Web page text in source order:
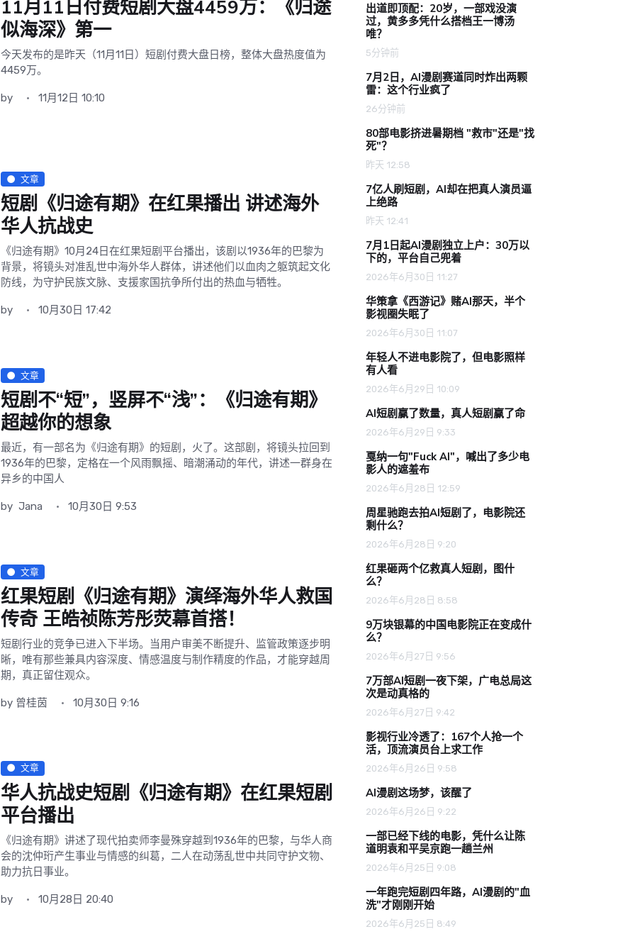
11月11日付费短剧大盘4459万：《归途
似海深》第一
今天发布的是昨天（11月11日）短剧付费大盘日榜，整体大盘热度值为
4459万。
by 11月12日 10:10
文章
短剧《归途有期》在红果播出 讲述海外
华人抗战史
《归途有期》10月24日在红果短剧平台播出，该剧以1936年的巴黎为
背景，将镜头对准乱世中海外华人群体，讲述他们以血肉之躯筑起文化
防线，为守护民族文脉、支援家国抗争所付出的热血与牺牲。
by 10月30日 17:42
文章
短剧不“短”，竖屏不“浅”：《归途有期》
超越你的想象
最近，有一部名为《归途有期》的短剧，火了。这部剧，将镜头拉回到
1936年的巴黎，定格在一个风雨飘摇、暗潮涌动的年代，讲述一群身在
异乡的中国人
by Jana 10月30日 9:53
文章
红果短剧《归途有期》演绎海外华人救国
传奇 王皓祯陈芳彤荧幕首搭！
短剧行业的竞争已进入下半场。当用户审美不断提升、监管政策逐步明
晰，唯有那些兼具内容深度、情感温度与制作精度的作品，才能穿越周
期，真正留住观众。
by 曾桂茵 10月30日 9:16
文章
华人抗战史短剧《归途有期》在红果短剧
平台播出
《归途有期》讲述了现代拍卖师李曼殊穿越到1936年的巴黎，与华人商
会的沈仲珩产生事业与情感的纠葛，二人在动荡乱世中共同守护文物、
助力抗日事业。
by 10月28日 20:40
出道即顶配：20岁，一部戏没演
过，黄多多凭什么搭档王一博汤
唯？
5分钟前
7月2日，AI漫剧赛道同时炸出两颗
雷：这个行业疯了
26分钟前
80部电影挤进暑期档 "救市"还是"找
死"？
昨天 12:58
7亿人刷短剧，AI却在把真人演员逼
上绝路
昨天 12:41
7月1日起AI漫剧独立上户：30万以
下的，平台自己兜着
2026年6月30日 11:27
华策拿《西游记》赌AI那天，半个
影视圈失眠了
2026年6月30日 11:07
年轻人不进电影院了，但电影照样
有人看
2026年6月29日 10:09
AI短剧赢了数量，真人短剧赢了命
2026年6月29日 9:33
戛纳一句"Fuck AI"，喊出了多少电
影人的遮羞布
2026年6月28日 12:59
周星驰跑去拍AI短剧了，电影院还
剩什么？
2026年6月28日 9:20
红果砸两个亿救真人短剧，图什
么？
2026年6月28日 8:58
9万块银幕的中国电影院正在变成什
么？
2026年6月27日 9:56
7万部AI短剧一夜下架，广电总局这
次是动真格的
2026年6月27日 9:42
影视行业冷透了：167个人抢一个
活，顶流演员台上求工作
2026年6月26日 9:58
AI漫剧这场梦，该醒了
2026年6月26日 9:22
一部已经下线的电影，凭什么让陈
道明袁和平吴京跑一趟兰州
2026年6月25日 9:08
一年跑完短剧四年路，AI漫剧的"血
洗"才刚刚开始
2026年6月25日 8:49